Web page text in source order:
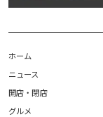
ホーム
ニュース
開店・閉店
グルメ